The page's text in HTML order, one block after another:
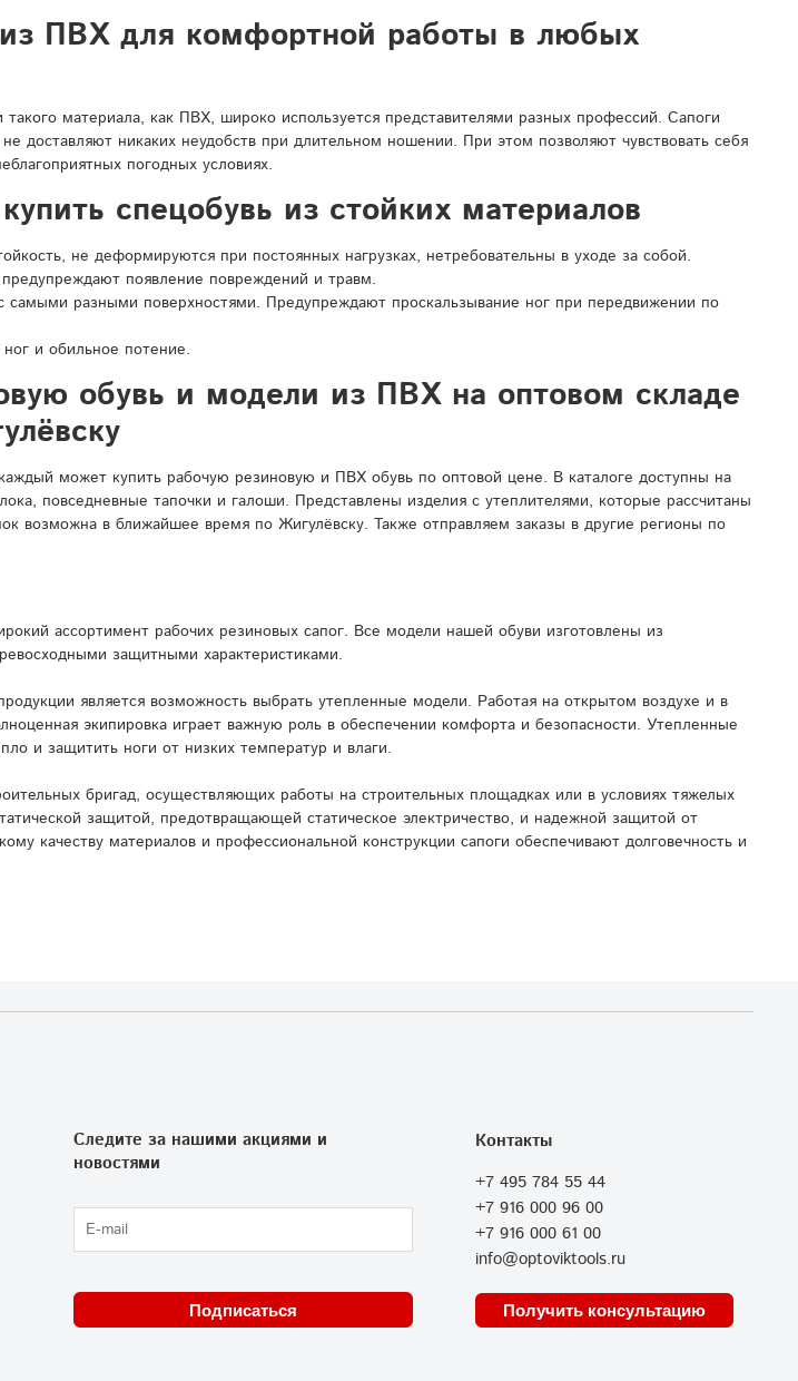
ПВХ для комфортной работы в любых
материала, как ПВХ, широко используется представителями разных профессий. Сапоги
доставляют никаких неудобств при длительном ношении. При этом позволяют чувствовать себя
погодных условиях.
спецобувь из стойких материалов
не деформируются при постоянных нагрузках, нетребовательны в уходе за собой.
появление повреждений и травм.
самыми разными поверхностями. Предупреждают проскальзывание ног при передвижении по
и обильное потение.
обувь и модели из ПВХ на оптовом складе
может купить рабочую резиновую и ПВХ обувь по оптовой цене. В каталоге доступны на
повседневные тапочки и галоши. Представлены изделия с утеплителями, которые рассчитаны
возможна в ближайшее время по Жигулёвску. Также отправляем заказы в другие регионы по
ассортимент рабочих резиновых сапог. Все модели нашей обуви изготовлены из
защитными характеристиками.
является возможность выбрать утепленные модели. Работая на открытом воздухе и в
экипировка играет важную роль в обеспечении комфорта и безопасности. Утепленные
и защитить ноги от низких температур и влаги.
бригад, осуществляющих работы на строительных площадках или в условиях тяжелых
защитой, предотвращающей статическое электричество, и надежной защитой от
качеству материалов и профессиональной конструкции сапоги обеспечивают долговечность и
Контакты
+7 495 784 55 44
+7 916 000 96 00
+7 916 000 61 00
info@optoviktools.ru
Получить консультацию
Следите за нашими акциями и
новостями
Подписаться